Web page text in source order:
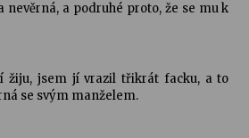
nevěrná, a podruhé proto, že se mu k
žiju, jsem jí vrazil třikrát facku, a to
se svým manželem.